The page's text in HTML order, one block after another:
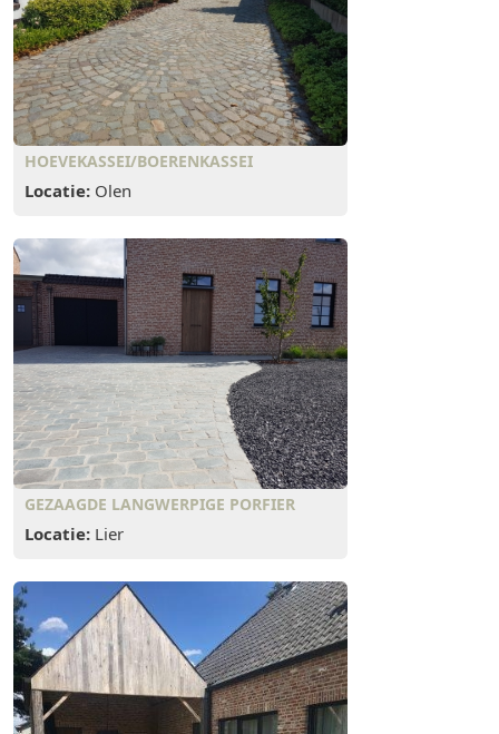
HOEVEKASSEI/BOERENKASSEI
Locatie: Olen
GEZAAGDE LANGWERPIGE PORFIER
Locatie: Lier